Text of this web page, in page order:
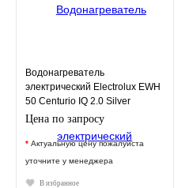
Водонагреватель
электрический Electrolux EWH
50 Centurio IQ 2.0 Silver
Цена по запросу
* Актуальную цену пожалуйста
уточните у менеджера
В избранное